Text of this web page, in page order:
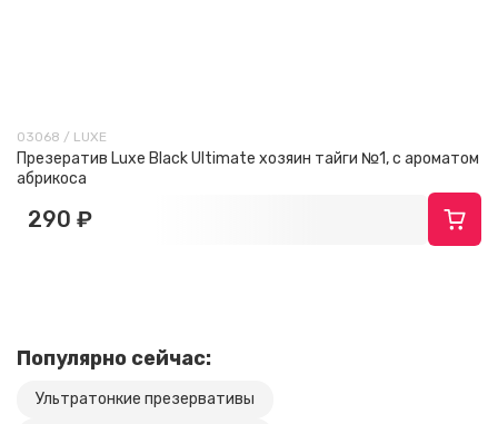
03068 / LUXE
Презератив Luxe Black Ultimate хозяин тайги №1, с ароматом
абрикоса
290 ₽
Популярно сейчас:
Ультратонкие презервативы